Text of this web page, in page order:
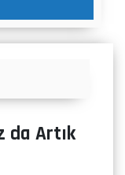
da Artık